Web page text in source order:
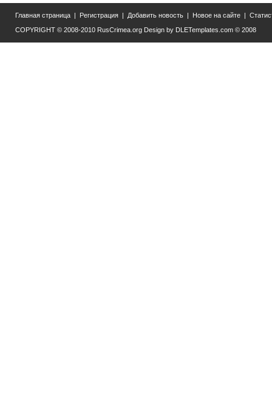
Главная страница | Регистрация | Добавить новость | Новое на сайте |
COPYRIGHT © 2008-2010 RusCrimea.org Design by DLETemplates.com © 2008